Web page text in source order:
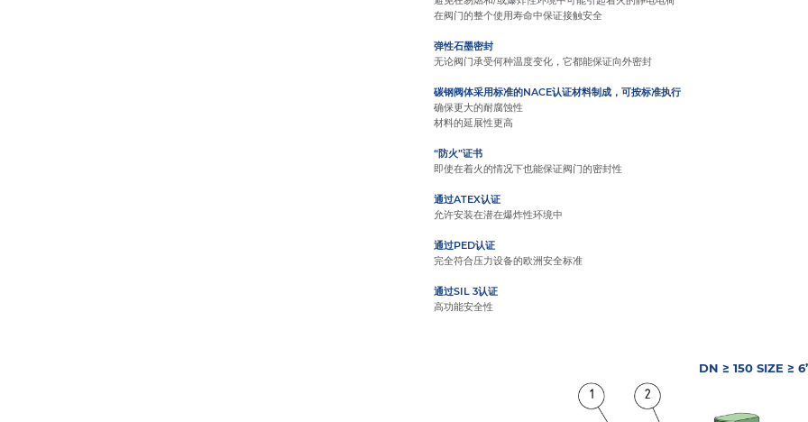
在阀门的整个使用寿命中保证接触安全
弹性石墨密封
无论阀门承受何种温度变化，它都能保证向外密封
碳钢阀体采用标准的NACE认证材料制成，可按标准执行
确保更大的耐腐蚀性
材料的延展性更高
“防火”证书
即使在着火的情况下也能保证阀门的密封性
通过ATEX认证
允许安装在潜在爆炸性环境中
通过PED认证
完全符合压力设备的欧洲安全标准
通过SIL 3认证
高功能安全性
DN ≥ 150 SIZE ≥